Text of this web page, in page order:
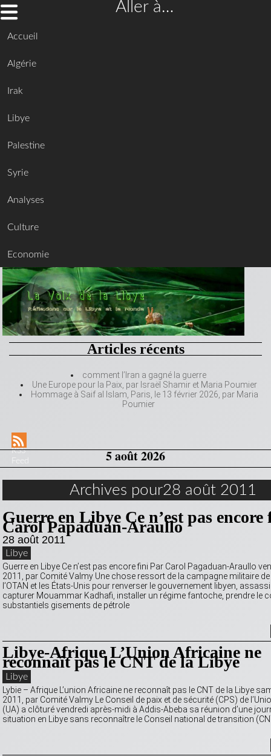
Aller à…
Accueil
Algérie
Irak
Libye
Palestine
Syrie
Analyses
Culture
Economie
Articles récents
comment l’Iran a gagné la guerre
Une Europe pour la Paix, par Israël Shamir et Maria Poumier
Hommage à Saif al Islam, Paris, le 13 février 2026, par Maria
Poumier
RSS
Feed
5 août 2026
Archives pour28 août 2011
Guerre en Libye Ce n’est pas
Carol Papaduan-Araullo
28 août 2011
Libye
Guerre en Libye Ce n’est pas encore fini Par Carol Pagaduan-Araullo
2011, par Comité Valmy Une chose ressort de la campagne militaire
l’OTAN et les États-Unis pour renverser le gouvernement libyen,
capturer Mouammar Kadhafi, installer un régime fantoche, prendre le
substantiels gisements de pétrole
Libye-Afrique L’Union Africaine ne
reconnaît pas le CNT de la Libye
Libye
Lybie – Afrique L’union Africaine ne reconnaît pas le CNT de la Libye
2011, par Comité Valmy Le Conseil de paix et de sécurité (CPS) de
(UA) a clôturé vendredi après-midi à Addis-Abeba sa réunion d’une
situation en Libye sans reconnaître le Conseil national de transition